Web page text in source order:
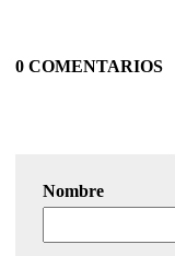
0 COMENTARIOS
Nombre